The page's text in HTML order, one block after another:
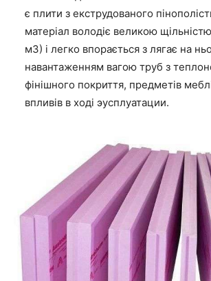
є плити з екструдованого
матеріал володіє великою
м3) і легко впорається з лягає на
навантаженням вагою труб з
фінішного покриття, предметів
впливів в ході эусплуатации.